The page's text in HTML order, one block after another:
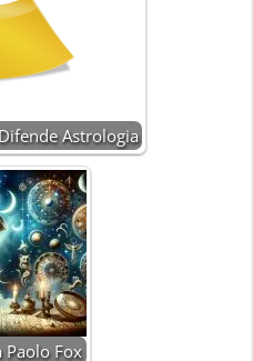
Astrologia
Paolo Fox